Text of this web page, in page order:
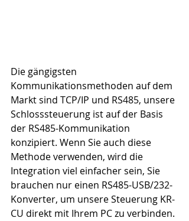
Die gängigsten
Kommunikationsmethoden auf dem
Markt sind TCP/IP und RS485, unsere
Schlosssteuerung ist auf der Basis
der RS485-Kommunikation
konzipiert. Wenn Sie auch diese
Methode verwenden, wird die
Integration viel einfacher sein, Sie
brauchen nur einen RS485-USB/232-
Konverter, um unsere Steuerung KR-
CU direkt mit Ihrem PC zu verbinden.